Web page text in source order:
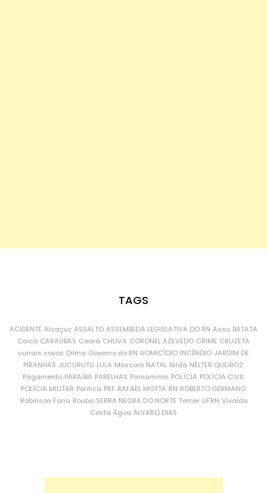
TAGS
ACIDENTE Alcaçuz ASSALTO ASSEMBLEIA LEGISLATIVA DO RN Assu BATATA
Caicó CARAÚBAS Ceará CHUVA CORONEL AZEVEDO CRIME CRUZETA
currais novos Dilma Governo do RN HOMICÍDIO INCÊNDIO JARDIM DE
PIRANHAS JUCURUTU LULA Mossoró NATAL Nilda NÉLTER QUEIROZ
Pagamento PARAÍBA PARELHAS Parnamirim POLÍCIA POLÍCIA CIVIL
POLÍCIA MILITAR Política PRF RAFAEL MOTTA RN ROBERTO GERMANO
Robinson Faria Roubo SERRA NEGRA DO NORTE Temer UFRN Vivaldo
Costa Água ÁLVARO DIAS